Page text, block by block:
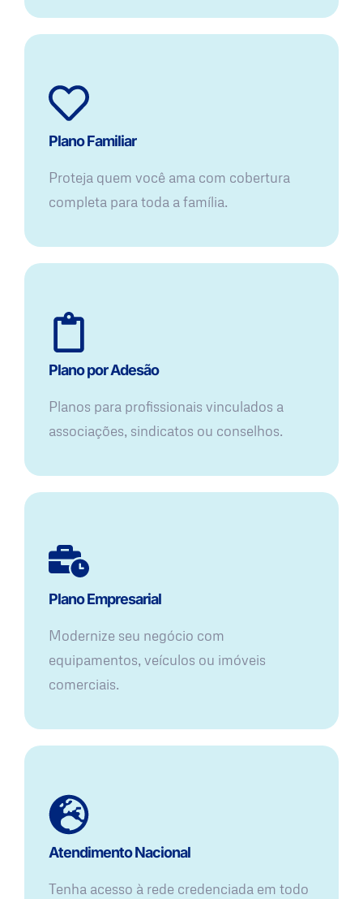
Plano Familiar
Proteja quem você ama com cobertura
completa para toda a família.
Plano por Adesão
Planos para profissionais vinculados a
associações, sindicatos ou conselhos.
Plano Empresarial
Modernize seu negócio com
equipamentos, veículos ou imóveis
comerciais.
Atendimento Nacional
Tenha acesso à rede credenciada em todo